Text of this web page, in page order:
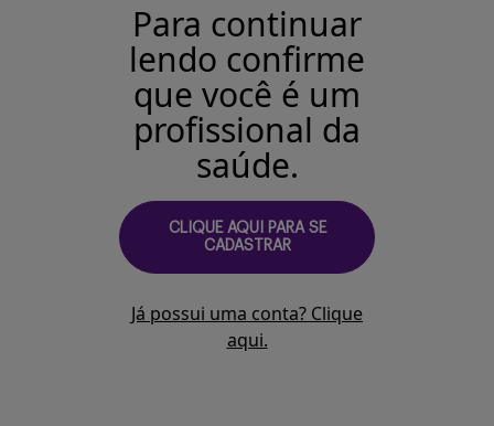
Para continuar
lendo confirme
que você é um
profissional da
saúde.
CLIQUE AQUI PARA SE
CADASTRAR
Já possui uma conta? Clique
aqui.